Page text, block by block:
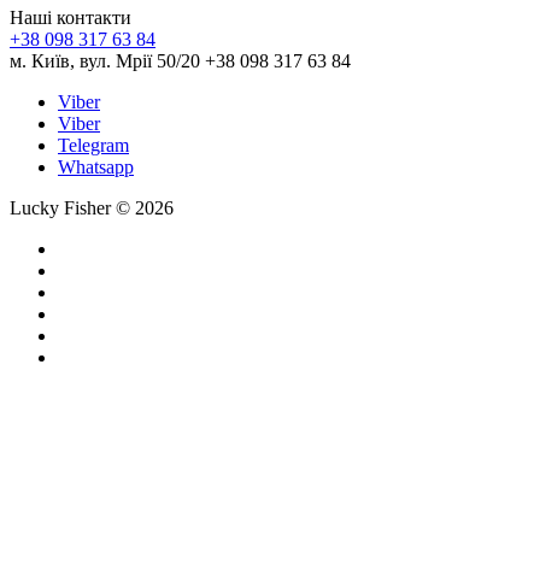
Наші контакти
+38 098 317 63 84
м. Київ, вул. Мрії 50/20 +38 098 317 63 84
Viber
Viber
Telegram
Whatsapp
Lucky Fisher © 2026